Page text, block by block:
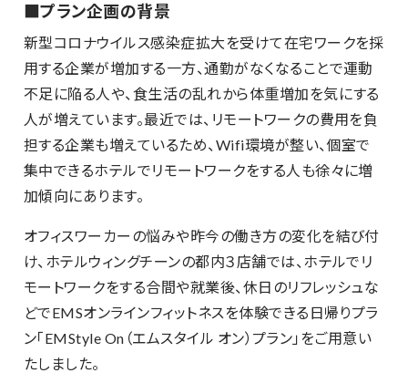
■プラン企画の背景
新型コロナウイルス感染症拡大を受けて在宅ワークを採
用する企業が増加する一方、通勤がなくなることで運動
不足に陥る人や、食生活の乱れから体重増加を気にする
人が増えています。最近では、リモートワークの費用を負
担する企業も増えているため、Wifi環境が整い、個室で
集中できるホテルでリモートワークをする人も徐々に増
加傾向にあります。
オフィスワーカーの悩みや昨今の働き方の変化を結び付
け、ホテルウィングチーンの都内３店舗では、ホテルでリ
モートワークをする合間や就業後、休日のリフレッシュな
どでEMSオンラインフィットネスを体験できる日帰りプラ
ン「EMStyle On（エムスタイル オン）プラン」をご用意い
たしました。